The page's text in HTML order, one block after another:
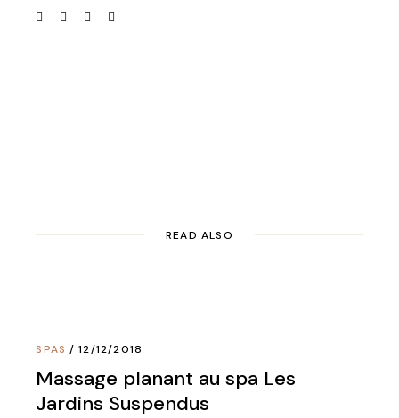
READ ALSO
SPAS 12/12/2018
Massage planant au spa Les
Jardins Suspendus